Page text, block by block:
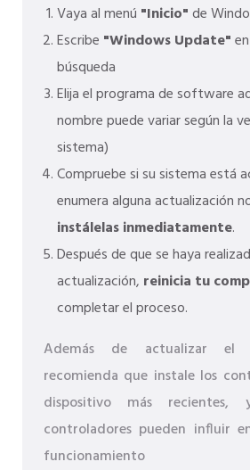
Vaya al menú "Inicio"de
Escribe "Windows Update"
búsqueda
Elija el programa de software
nombre puede variar según la
sistema)
Compruebe si su sistema está
enumera alguna actualización
instálelas inmediatamente.
Después de que se haya
actualización, reinicia tu
completar el proceso.
Además de actualizar el
recomienda que instale los
dispositivo más
controladores pueden influir